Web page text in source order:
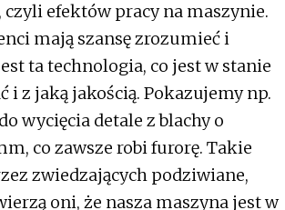
efektów pracy na maszynie.
mają szansę zrozumieć i
ta technologia, co jest w stanie
i z jaką jakością. Pokazujemy np.
wycięcia detale z blachy o
co zawsze robi furorę. Takie
zwiedzających podziwiane,
oni, że nasza maszyna jest w